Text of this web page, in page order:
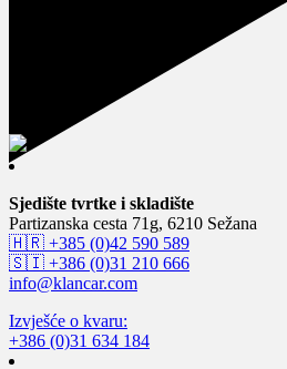
Sjedište tvrtke i skladište
Partizanska cesta 71g, 6210 Sežana
🇭🇷 +385 (0)42 590 589
🇸🇮 +386 (0)31 210 666
info@klancar.com
Izvješće o kvaru:
+386 (0)31 634 184